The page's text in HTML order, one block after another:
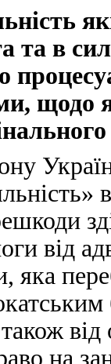
та в
щодо
від
яка
на